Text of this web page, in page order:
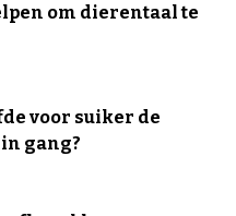
om dierentaal te
voor suiker de
gang?